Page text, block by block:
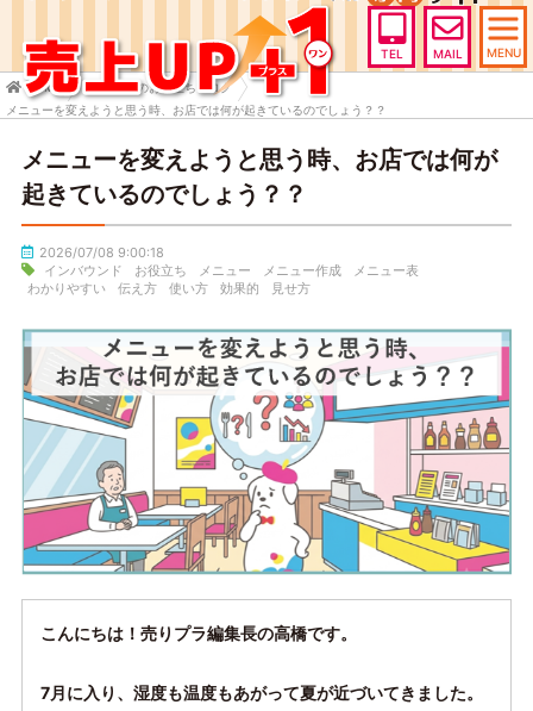
TEL MAIL MENU
HOME
売上UP+1のお役立ちブログ
メニューを変えようと思う時、お店では何が起きているのでしょう？？
メニューを変えようと思う時、お店では何が
起きているのでしょう？？
2026/07/08 9:00:18
インバウンド
お役立ち メニュー メニュー作成
メニュー表
わかりやすい
伝え方 使い方 効果的 見せ方
こんにちは！売りプラ編集長の高橋です。
7月に入り、湿度も温度もあがって夏が近づいてきました。